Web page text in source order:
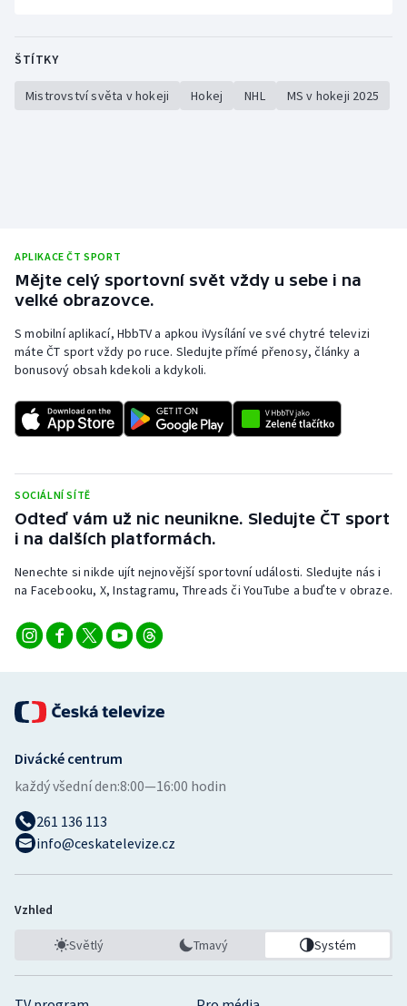
Triatlon
Veslování
Vodní slalom
Volejbal
Ostatní
ŠTÍTKY
Mistrovství světa v hokeji Hokej NHL MS v hokeji 2025
APLIKACE ČT SPORT
Mějte celý sportovní svět vždy u sebe i na
velké obrazovce.
S mobilní aplikací, HbbTV a apkou iVysílání ve své chytré televizi
máte ČT sport vždy po ruce. Sledujte přímé přenosy, články a
bonusový obsah kdekoli a kdykoli.
SOCIÁLNÍ SÍTĚ
Odteď vám už nic neunikne. Sledujte ČT sport
i na dalších platformách.
Nenechte si nikde ujít nejnovější sportovní události. Sledujte nás i
na Facebooku, X, Instagramu, Threads či YouTube a buďte v obraze.
Divácké centrum
každý všední den:8:00—16:00 hodin
261 136 113
info@ceskatelevize.cz
Vzhled
Světlý Tmavý Systém